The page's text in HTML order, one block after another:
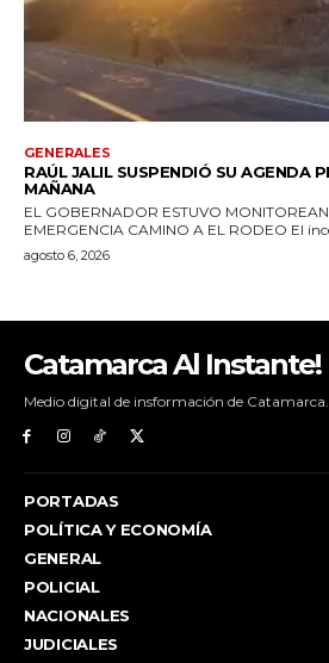
Catamarca Al Instante!
Medio digital de insformación de Catamarca.
PORTADAS
POLÍTICA Y ECONOMÍA
GENERAL
POLICIAL
NACIONALES
JUDICIALES